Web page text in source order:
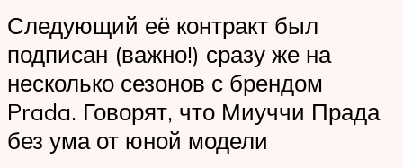
Следующий её контракт был
подписан (важно!) сразу же на
несколько сезонов с брендом
Prada. Говорят, что Миуччи Прада
без ума от юной модели